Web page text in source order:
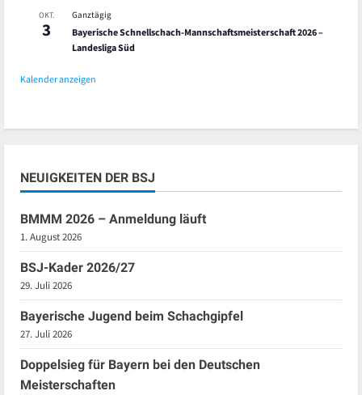
OKT.
3
Ganztägig
Bayerische Schnellschach-Mannschaftsmeisterschaft 2026 –
Landesliga Süd
Kalender anzeigen
NEUIGKEITEN DER BSJ
BMMM 2026 – Anmeldung läuft
1. August 2026
BSJ-Kader 2026/27
29. Juli 2026
Bayerische Jugend beim Schachgipfel
27. Juli 2026
Doppelsieg für Bayern bei den Deutschen
Meisterschaften